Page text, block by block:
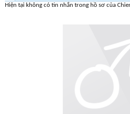
Hiện tại không có tin nhắn trong hồ sơ của